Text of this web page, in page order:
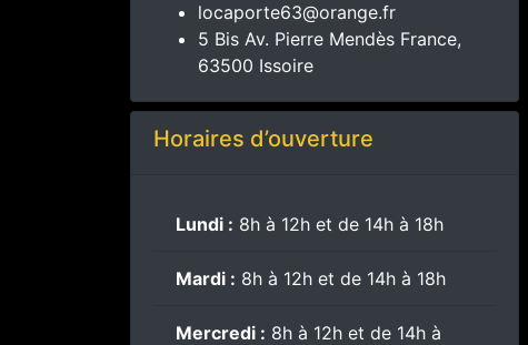
locaporte63@orange.fr
5 Bis Av. Pierre Mendès France,
63500 Issoire
Horaires d’ouverture
Lundi : 8h à 12h et de 14h à 18h
Mardi : 8h à 12h et de 14h à 18h
Mercredi : 8h à 12h et de 14h à